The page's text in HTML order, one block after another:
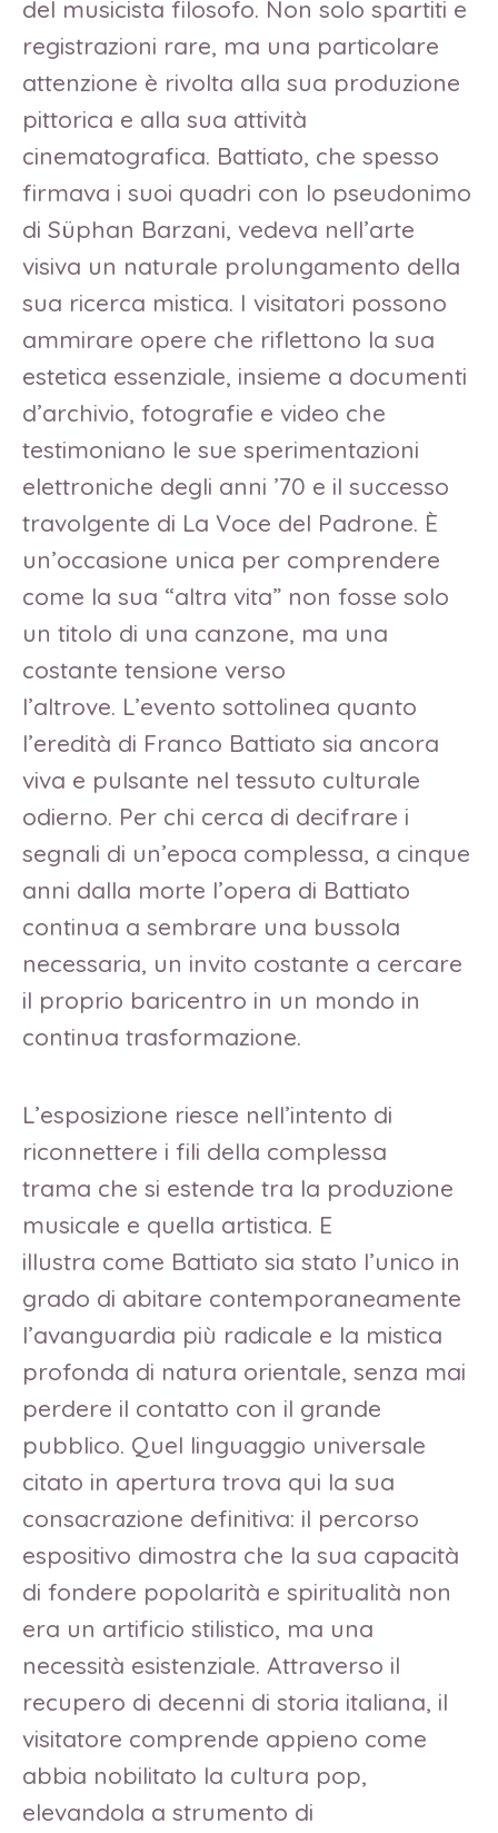
del musicista filosofo. Non solo spartiti e
registrazioni rare, ma una particolare
attenzione è rivolta alla sua produzione
pittorica e alla sua attività
cinematografica. Battiato, che spesso
firmava i suoi quadri con lo pseudonimo
di Süphan Barzani, vedeva nell’arte
visiva un naturale prolungamento della
sua ricerca mistica. I visitatori possono
ammirare opere che riflettono la sua
estetica essenziale, insieme a documenti
d’archivio, fotografie e video che
testimoniano le sue sperimentazioni
elettroniche degli anni ’70 e il successo
travolgente di La Voce del Padrone. È
un’occasione unica per comprendere
come la sua “altra vita” non fosse solo
un titolo di una canzone, ma una
costante tensione verso
l’altrove. L’evento sottolinea quanto
l’eredità di Franco Battiato sia ancora
viva e pulsante nel tessuto culturale
odierno. Per chi cerca di decifrare i
segnali di un’epoca complessa, a cinque
anni dalla morte l’opera di Battiato
continua a sembrare una bussola
necessaria, un invito costante a cercare
il proprio baricentro in un mondo in
continua trasformazione.
L’esposizione riesce nell’intento di
riconnettere i fili della complessa
trama che si estende tra la produzione
musicale e quella artistica. E
illustra come Battiato sia stato l’unico in
grado di abitare contemporaneamente
l’avanguardia più radicale e la mistica
profonda di natura orientale, senza mai
perdere il contatto con il grande
pubblico. Quel linguaggio universale
citato in apertura trova qui la sua
consacrazione definitiva: il percorso
espositivo dimostra che la sua capacità
di fondere popolarità e spiritualità non
era un artificio stilistico, ma una
necessità esistenziale. Attraverso il
recupero di decenni di storia italiana, il
visitatore comprende appieno come
abbia nobilitato la cultura pop,
elevandola a strumento di